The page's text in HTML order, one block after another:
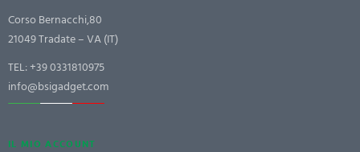
Corso Bernacchi,80
21049 Tradate – VA (IT)
TEL:+39 0331810975
info@bsigadget.com
IL MIO ACCOUNT